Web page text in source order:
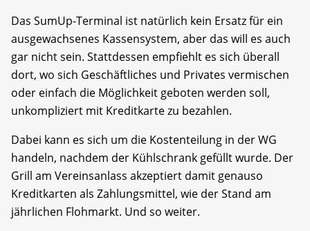
Das SumUp-Terminal ist natürlich kein Ersatz für ein
ausgewachsenes Kassensystem, aber das will es auch
gar nicht sein. Stattdessen empfiehlt es sich überall
dort, wo sich Geschäftliches und Privates vermischen
oder einfach die Möglichkeit geboten werden soll,
unkompliziert mit Kreditkarte zu bezahlen.
Dabei kann es sich um die Kostenteilung in der WG
handeln, nachdem der Kühlschrank gefüllt wurde. Der
Grill am Vereinsanlass akzeptiert damit genauso
Kreditkarten als Zahlungsmittel, wie der Stand am
jährlichen Flohmarkt. Und so weiter.